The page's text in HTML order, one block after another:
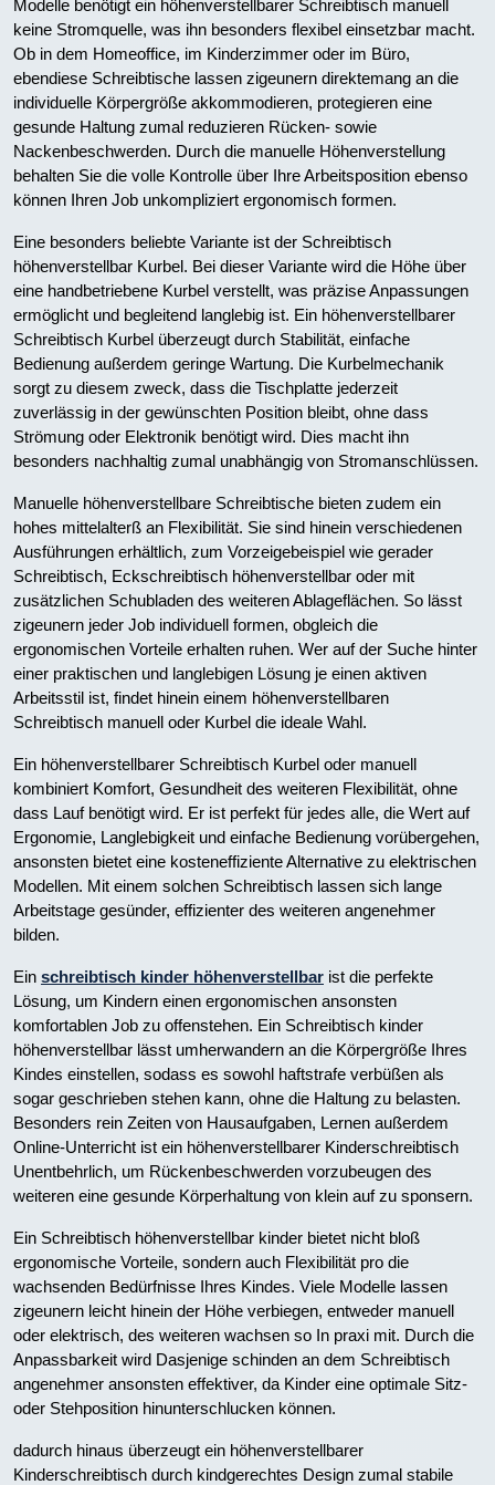
Modelle benötigt ein höhenverstellbarer Schreibtisch manuell
keine Stromquelle, was ihn besonders flexibel einsetzbar macht.
Ob in dem Homeoffice, im Kinderzimmer oder im Büro,
ebendiese Schreibtische lassen zigeunern direktemang an die
individuelle Körpergröße akkommodieren, protegieren eine
gesunde Haltung zumal reduzieren Rücken- sowie
Nackenbeschwerden. Durch die manuelle Höhenverstellung
behalten Sie die volle Kontrolle über Ihre Arbeitsposition ebenso
können Ihren Job unkompliziert ergonomisch formen.
Eine besonders beliebte Variante ist der Schreibtisch
höhenverstellbar Kurbel. Bei dieser Variante wird die Höhe über
eine handbetriebene Kurbel verstellt, was präzise Anpassungen
ermöglicht und begleitend langlebig ist. Ein höhenverstellbarer
Schreibtisch Kurbel überzeugt durch Stabilität, einfache
Bedienung außerdem geringe Wartung. Die Kurbelmechanik
sorgt zu diesem zweck, dass die Tischplatte jederzeit
zuverlässig in der gewünschten Position bleibt, ohne dass
Strömung oder Elektronik benötigt wird. Dies macht ihn
besonders nachhaltig zumal unabhängig von Stromanschlüssen.
Manuelle höhenverstellbare Schreibtische bieten zudem ein
hohes mittelalterß an Flexibilität. Sie sind hinein verschiedenen
Ausführungen erhältlich, zum Vorzeigebeispiel wie gerader
Schreibtisch, Eckschreibtisch höhenverstellbar oder mit
zusätzlichen Schubladen des weiteren Ablageflächen. So lässt
zigeunern jeder Job individuell formen, obgleich die
ergonomischen Vorteile erhalten ruhen. Wer auf der Suche hinter
einer praktischen und langlebigen Lösung je einen aktiven
Arbeitsstil ist, findet hinein einem höhenverstellbaren
Schreibtisch manuell oder Kurbel die ideale Wahl.
Ein höhenverstellbarer Schreibtisch Kurbel oder manuell
kombiniert Komfort, Gesundheit des weiteren Flexibilität, ohne
dass Lauf benötigt wird. Er ist perfekt für jedes alle, die Wert auf
Ergonomie, Langlebigkeit und einfache Bedienung vorübergehen,
ansonsten bietet eine kosteneffiziente Alternative zu elektrischen
Modellen. Mit einem solchen Schreibtisch lassen sich lange
Arbeitstage gesünder, effizienter des weiteren angenehmer
bilden.
Ein schreibtisch kinder höhenverstellbar ist die perfekte
Lösung, um Kindern einen ergonomischen ansonsten
komfortablen Job zu offenstehen. Ein Schreibtisch kinder
höhenverstellbar lässt umherwandern an die Körpergröße Ihres
Kindes einstellen, sodass es sowohl haftstrafe verbüßen als
sogar geschrieben stehen kann, ohne die Haltung zu belasten.
Besonders rein Zeiten von Hausaufgaben, Lernen außerdem
Online-Unterricht ist ein höhenverstellbarer Kinderschreibtisch
Unentbehrlich, um Rückenbeschwerden vorzubeugen des
weiteren eine gesunde Körperhaltung von klein auf zu sponsern.
Ein Schreibtisch höhenverstellbar kinder bietet nicht bloß
ergonomische Vorteile, sondern auch Flexibilität pro die
wachsenden Bedürfnisse Ihres Kindes. Viele Modelle lassen
zigeunern leicht hinein der Höhe verbiegen, entweder manuell
oder elektrisch, des weiteren wachsen so In praxi mit. Durch die
Anpassbarkeit wird Dasjenige schinden an dem Schreibtisch
angenehmer ansonsten effektiver, da Kinder eine optimale Sitz-
oder Stehposition hinunterschlucken können.
dadurch hinaus überzeugt ein höhenverstellbarer
Kinderschreibtisch durch kindgerechtes Design zumal stabile